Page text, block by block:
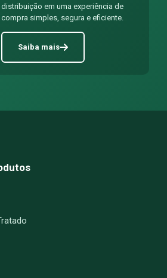
distribuição em uma experiência de
compra simples, segura e eficiente.
Saiba mais